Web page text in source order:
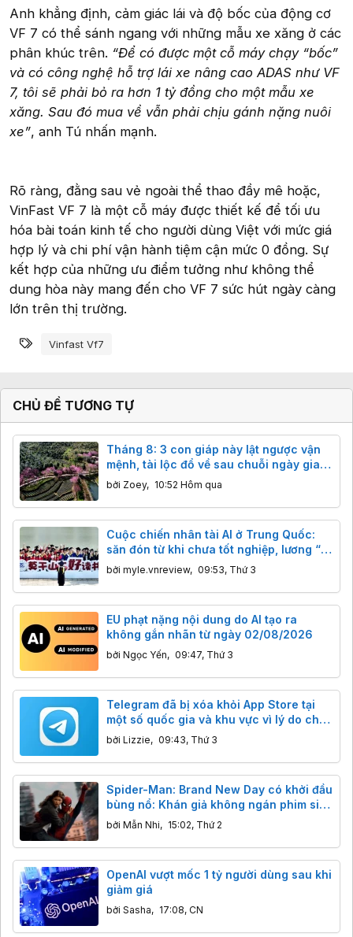
Anh khẳng định, cảm giác lái và độ bốc của động cơ
VF 7 có thể sánh ngang với những mẫu xe xăng ở các
phân khúc trên. “Để có được một cỗ máy chạy “bốc”
và có công nghệ hỗ trợ lái xe nâng cao ADAS như VF
7, tôi sẽ phải bỏ ra hơn 1 tỷ đồng cho một mẫu xe
xăng. Sau đó mua về vẫn phải chịu gánh nặng nuôi
xe”, anh Tú nhấn mạnh.
Rõ ràng, đằng sau vẻ ngoài thể thao đầy mê hoặc,
VinFast VF 7 là một cỗ máy được thiết kế để tối ưu
hóa bài toán kinh tế cho người dùng Việt với mức giá
hợp lý và chi phí vận hành tiệm cận mức 0 đồng. Sự
kết hợp của những ưu điểm tưởng như không thể
dung hòa này mang đến cho VF 7 sức hút ngày càng
lớn trên thị trường.
Từ khóa
Vinfast Vf7
CHỦ ĐỀ TƯƠNG TỰ
Tháng 8: 3 con giáp này lật ngược vận
mệnh, tài lộc đổ về sau chuỗi ngày gian
nan.
bởi Zoey, 10:52 Hôm qua
Cuộc chiến nhân tài AI ở Trung Quốc:
săn đón từ khi chưa tốt nghiệp, lương “x”
16 lần
bởi myle.vnreview, 09:53, Thứ 3
EU phạt nặng nội dung do AI tạo ra
không gắn nhãn từ ngày 02/08/2026
bởi Ngọc Yến, 09:47, Thứ 3
Telegram đã bị xóa khỏi App Store tại
một số quốc gia và khu vực vì lý do chưa
rõ
bởi Lizzie, 09:43, Thứ 3
Spider-Man: Brand New Day có khởi đầu
bùng nổ: Khán giả không ngán phim siêu
anh hùng, chỉ ngán phim chán!
bởi Mẫn Nhi, 15:02, Thứ 2
OpenAI vượt mốc 1 tỷ người dùng sau khi
giảm giá
bởi Sasha, 17:08, CN